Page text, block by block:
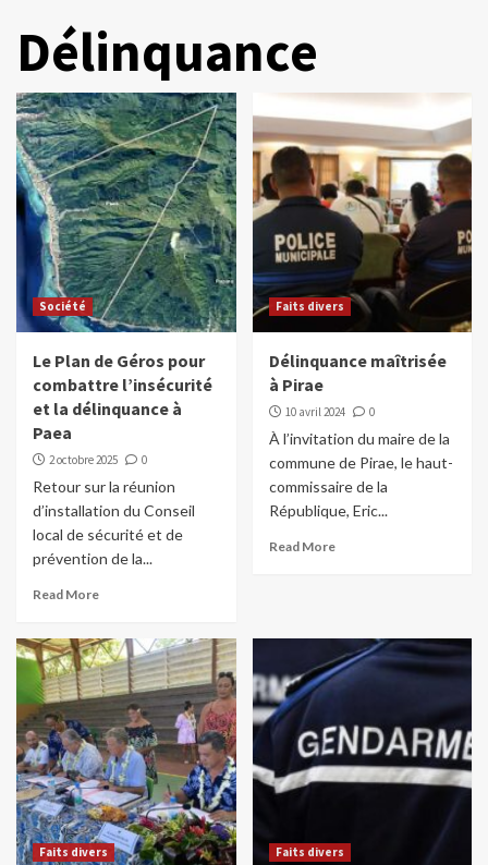
Délinquance
Société
Le Plan de Géros pour
combattre l’insécurité
et la délinquance à
Paea
2 octobre 2025 0
Retour sur la réunion
d’installation du Conseil
local de sécurité et de
prévention de la...
Read More
Faits divers
Délinquance maîtrisée
à Pirae
10 avril 2024 0
À l’invitation du maire de la
commune de Pirae, le haut-
commissaire de la
République, Eric...
Read More
Faits divers Faits divers